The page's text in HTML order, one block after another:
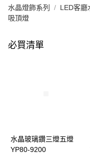
水晶燈飾系列
LED客廳
吸頂燈
必買清單
水晶玻璃鑽三燈五燈
YP80-9200